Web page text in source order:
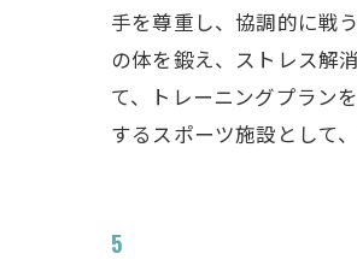
手を尊重し、協調的に戦
の体を鍛え、ストレス解
て、トレーニングプラン
するスポーツ施設として
5